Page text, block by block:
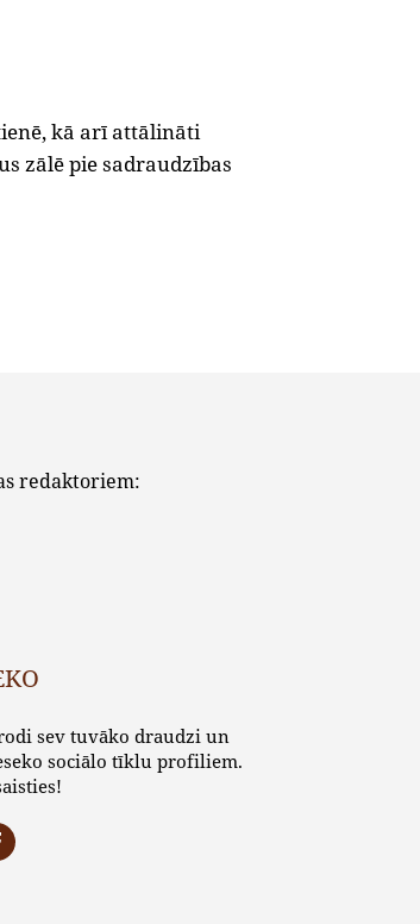
kā arī attālināti
zālē pie sadraudzības
redaktoriem:
sev tuvāko draudzi un
sociālo tīklu profiliem.